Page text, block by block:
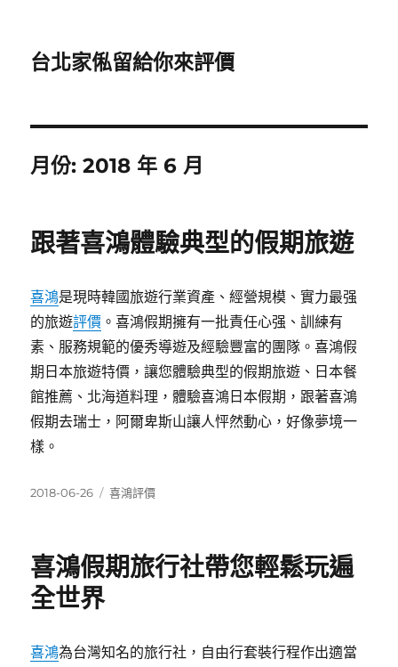
台北家俬留給你來評價
月份:2018 年 6 月
跟著喜鴻體驗典型的假期旅遊
喜鴻是現時韓國旅遊行業資產、經營規模、實力最强
的旅遊評價 。喜鴻假期擁有一批責任心强、訓練有
素、服務規範的優秀導遊及經驗豐富的團隊。喜鴻假
期日本旅遊特價，讓您體驗典型的假期旅遊、日本餐
館推薦、北海道料理，體驗喜鴻日本假期，跟著喜鴻
假期去瑞士，阿爾卑斯山讓人怦然動心，好像夢境一
樣。
發
2018-06-26
分
喜鴻評價
喜鴻假期旅行社帶您輕鬆玩遍
全世界
喜鴻為台灣知名的旅行社，自由行套裝行程作出適當